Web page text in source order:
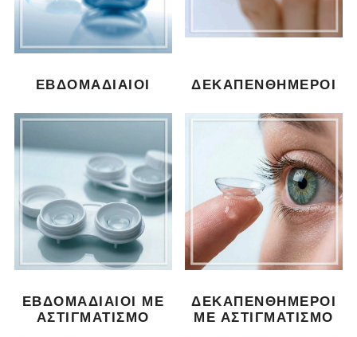
ΕΒΔΟΜΑΔΙΑΊΟΙ ΔΕΚΑΠΕΝΘΉΜΕΡΟΙ
ΕΒΔΟΜΑΔΙΑΊΟΙ ΜΕ
ΑΣΤΙΓΜΑΤΙΣΜΌ
ΔΕΚΑΠΕΝΘΉΜΕΡΟΙ
ΜΕ ΑΣΤΙΓΜΑΤΙΣΜΌ